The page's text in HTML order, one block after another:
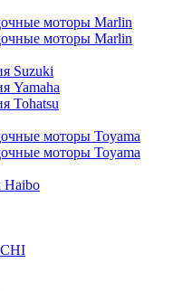
моторы Marlin
моторы Marlin
Suzuki
Yamaha
Tohatsu
моторы Toyama
моторы Toyama
Haibo